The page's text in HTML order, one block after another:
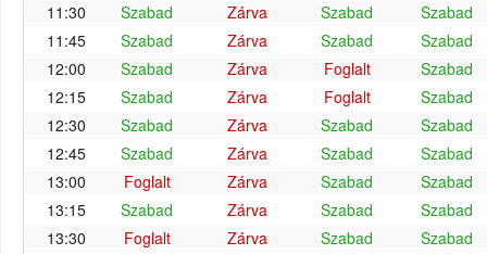
11:30
Szabad Zárva Szabad
Szabad
11:45
Szabad Zárva Szabad
Szabad
12:00
Szabad Zárva Foglalt
Szabad
12:15
Szabad Zárva Foglalt
Szabad
12:30
Szabad Zárva Szabad
Szabad
12:45
Szabad Zárva Szabad
Szabad
13:00
Foglalt Zárva Szabad
Szabad
13:15
Szabad Zárva Szabad
Szabad
13:30
Foglalt Zárva Szabad
Szabad